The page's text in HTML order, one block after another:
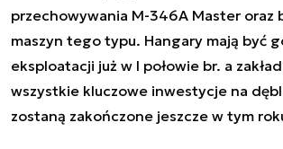
przechowywania M-346A Master oraz
maszyn tego typu. Hangary mają być
eksploatacji już w I połowie br. a
wszystkie kluczowe inwestycje na
zostaną zakończone jeszcze w tym